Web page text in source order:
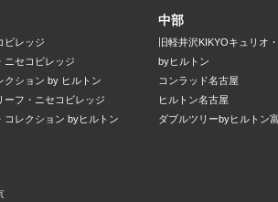
ビレッジ
ニセコビレッジ
クション by ヒルトン
ーフ・ニセコビレッジ
コレクション byヒルトン
中部
旧軽井沢KIKYOキュリオ
byヒルトン
コンラッド名古屋
ヒルトン名古屋
ダブルツリーbyヒルトン